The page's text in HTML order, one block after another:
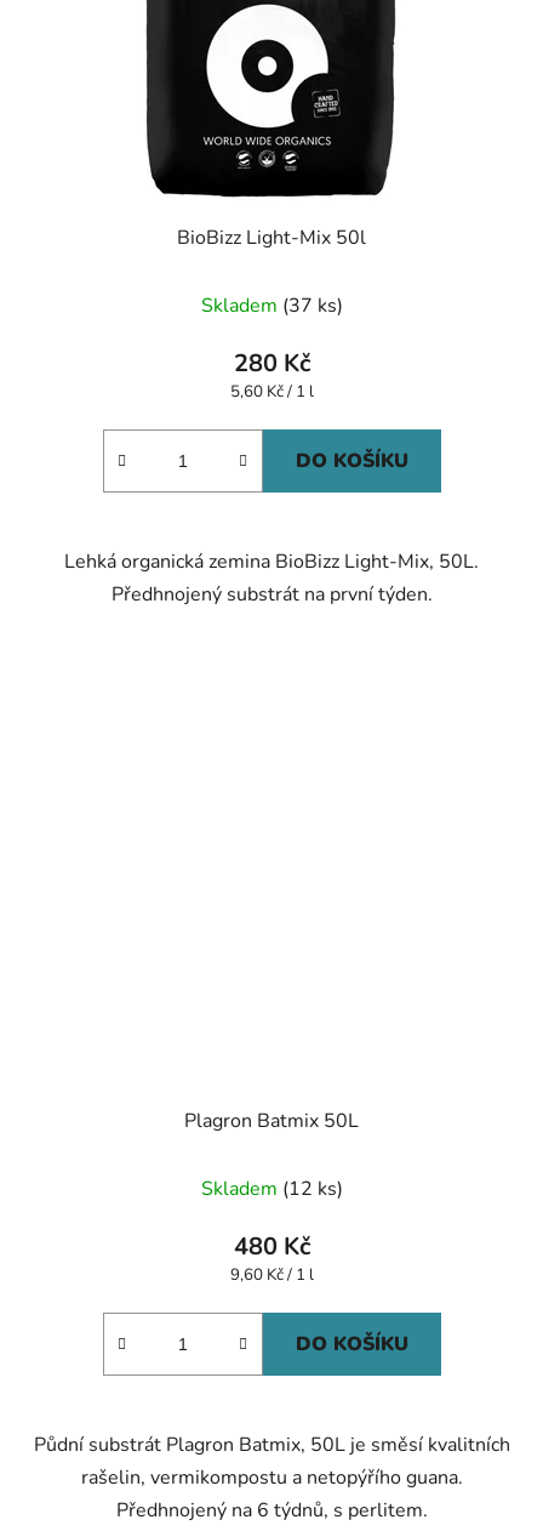
BioBizz Light-Mix 50l
Skladem (37 ks)
280 Kč
Měrná
5,60 Kč / 1 l
DO KOŠÍKU
Lehká organická zemina BioBizz Light-Mix, 50L.
Předhnojený substrát na první týden.
Plagron Batmix 50L
Skladem (12 ks)
480 Kč
Měrná
9,60 Kč / 1 l
DO KOŠÍKU
Půdní substrát Plagron Batmix, 50L je směsí kvalitních
rašelin, vermikompostu a netopýřího guana.
Předhnojený na 6 týdnů, s perlitem.